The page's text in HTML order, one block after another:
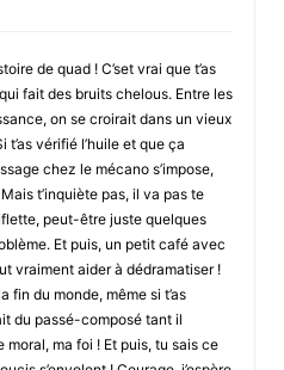
de quad ! C’set vrai que t’as
fait des bruits chelous. Entre les
on se croirait dans un vieux
t’as vérifié l’huile et que ça
chez le mécano s’impose,
t’inquiète pas, il va pas te
peut-être juste quelques
Et puis, un petit café avec
vraiment aider à dédramatiser !
fin du monde, même si t’as
du passé-composé tant il
ma foi ! Et puis, tu sais ce